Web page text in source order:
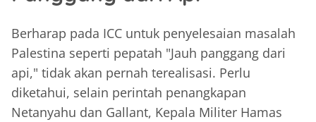
Berharap pada ICC untuk penyelesaian masalah
Palestina seperti pepatah "Jauh panggang dari
api," tidak akan pernah terealisasi. Perlu
diketahui, selain perintah penangkapan
Netanyahu dan Gallant, Kepala Militer Hamas